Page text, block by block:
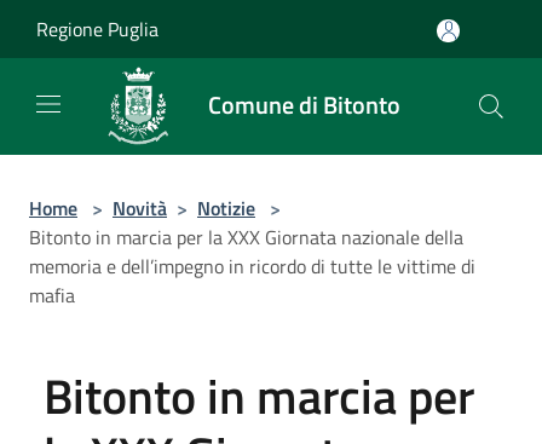
Regione Puglia
Comune di Bitonto
Home > Novità > Notizie >
Bitonto in marcia per la XXX Giornata nazionale della
memoria e dell’impegno in ricordo di tutte le vittime di
mafia
Bitonto in marcia per